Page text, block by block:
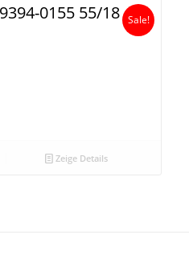
0155 55/18
Sale!
Zeige Details